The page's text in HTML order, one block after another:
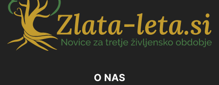
O NAS